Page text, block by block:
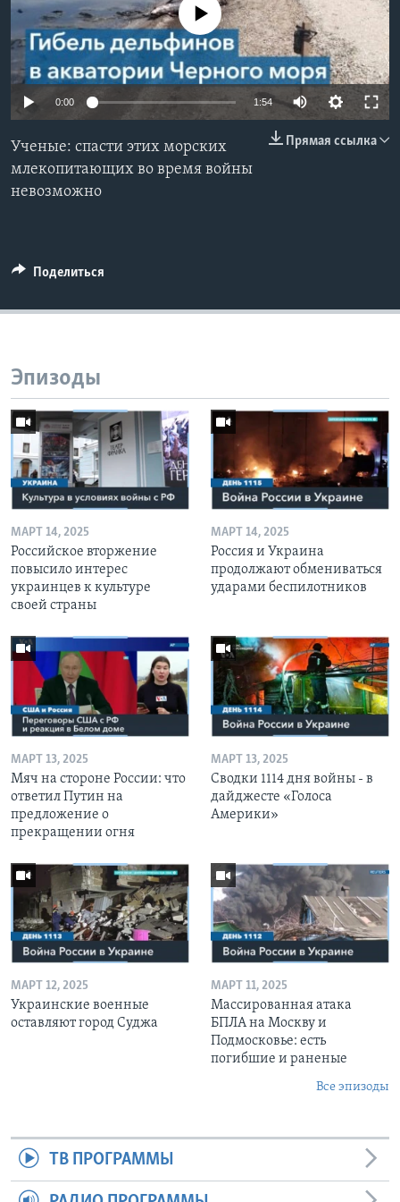
Learning English
СОЦИАЛЬНЫЕ СЕТИ
Языки
No media source currently available
0:00 1:54
Прямая ссылка
Ученые: спасти этих морских
млекопитающих во время войны
невозможно
Поделиться
Эпизоды
МАРТ 14, 2025
Российское вторжение
повысило интерес
украинцев к культуре
своей страны
МАРТ 14, 2025
Россия и Украина
продолжают обмениваться
ударами беспилотников
МАРТ 13, 2025
Мяч на стороне России: что
ответил Путин на
предложение о
прекращении огня
МАРТ 13, 2025
Сводки 1114 дня войны - в
дайджесте «Голоса
Америки»
МАРТ 12, 2025
Украинские военные
оставляют город Суджа
МАРТ 11, 2025
Массированная атака
БПЛА на Москву и
Подмосковье: есть
погибшие и раненые
Все эпизоды
ТВ ПРОГРАММЫ